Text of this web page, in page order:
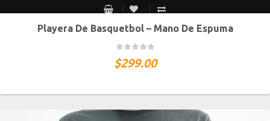
S MEX / XS USA M MEX / S USA G MEX / M USA XG MEX / G USA
Playera De Basquetbol – Mano De Espuma
$299.00